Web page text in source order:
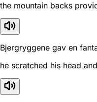
the mountain backs
Bjergryggene gav en
he scratched his head